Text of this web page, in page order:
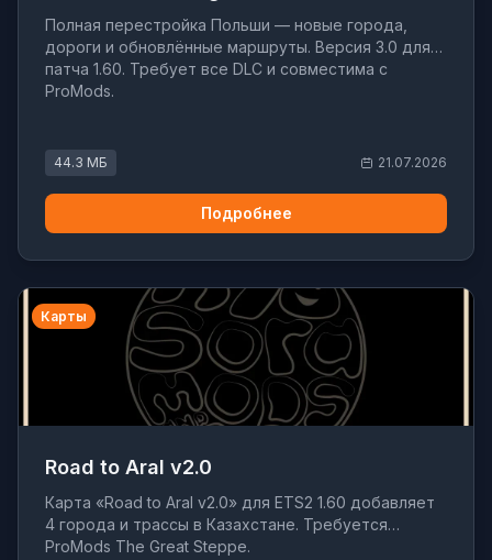
Полная перестройка Польши — новые города,
дороги и обновлённые маршруты. Версия 3.0 для
патча 1.60. Требует все DLC и совместима с
ProMods.
44.3 МБ 21.07.2026
Подробнее
Карты
Road to Aral v2.0
Карта «Road to Aral v2.0» для ETS2 1.60 добавляет
4 города и трассы в Казахстане. Требуется
ProMods The Great Steppe.